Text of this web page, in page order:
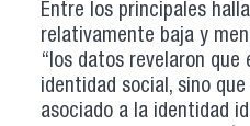
Entre los principales
relativamente baja y
“los datos revelaron
identidad social, sino
asociado a la identidad